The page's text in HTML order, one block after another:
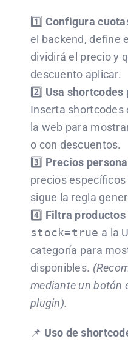
1️⃣ Configura
el backend, define
dividirá el precio y
descuento aplicar.
2️⃣ Usa
Inserta shortcodes
la web para
o con descuentos.
3️⃣ Precios
precios
sigue la regla
4️⃣ Filtra productos
stock=true a la
categoría para
disponibles.
mediante un botón
plugin).
📌 Uso de